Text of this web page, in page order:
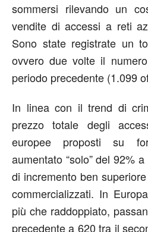
sommersi rilevando un
vendite di accessi a reti
Sono state registrate un
ovvero due volte il
periodo precedente (1.099
In linea con il trend di
prezzo totale degli
europee proposti su
aumentato “solo” del 92%
di incremento ben
commercializzati. In
più che raddoppiato,
precedente a 620 tra il